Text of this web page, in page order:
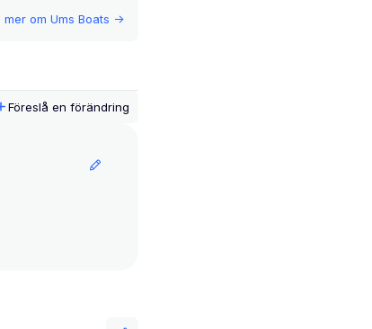
mer om Ums Boats ->
Föreslå en förändring